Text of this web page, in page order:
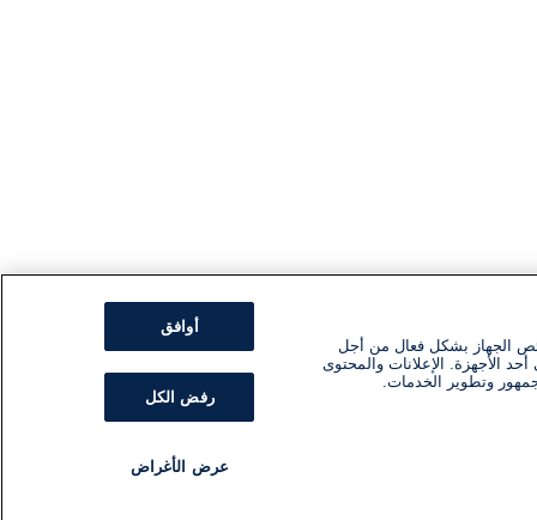
الجهاز بشكل فعال من أجل
الأجهزة. الإعلانات والمحتوى
وتطوير الخدمات.
أوافق
رفض الكل
عرض الأغراض